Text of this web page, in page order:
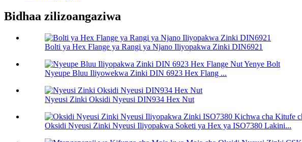
Bidhaa zilizoangaziwa
Bolti ya Hex Flange ya Rangi ya Njano Iliyopakwa Zinki DIN6921
Nyeupe Bluu Iliyowekwa Zinki DIN 6923 Hex Flang ...
Nyeusi Zinki Oksidi Nyeusi DIN934 Hex Nut
Oksidi Nyeusi Zinki Nyeusi Iliyopakwa Soketi ya Hex ya ISO7380 Lakini...